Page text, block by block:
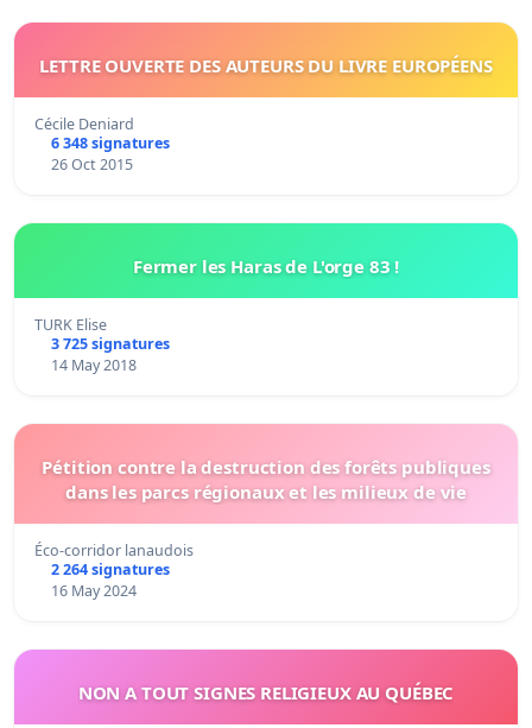
LETTRE OUVERTE DES AUTEURS DU LIVRE EUROPÉENS
Cécile Deniard
6 348 signatures
26 Oct 2015
Fermer les Haras de L'orge 83 !
TURK Elise
3 725 signatures
14 May 2018
Pétition contre la destruction des forêts publiques
dans les parcs régionaux et les milieux de vie
Éco-corridor lanaudois
2 264 signatures
16 May 2024
NON A TOUT SIGNES RELIGIEUX AU QUÉBEC